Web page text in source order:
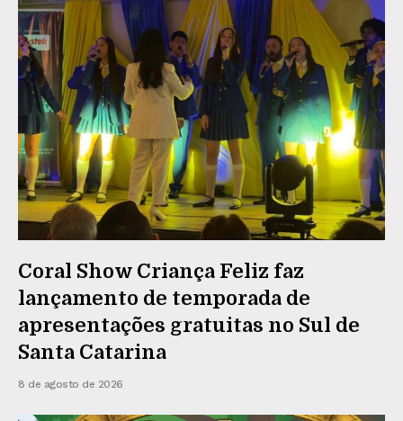
Coral Show Criança Feliz faz
lançamento de temporada de
apresentações gratuitas no Sul de
Santa Catarina
8 de agosto de 2026